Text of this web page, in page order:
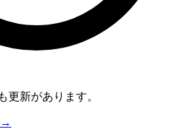
更新があります。
→